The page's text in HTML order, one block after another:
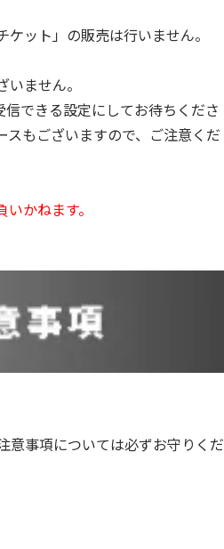
ット」の販売は行いません。
ません。
できる設定にしてお待ちくださ
もございますので、ご注意くだ
かねます。
意事項については必ずお守りくだ